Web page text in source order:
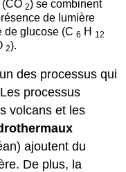
2) se combinent
de lumière
de glucose (C 6 H 12
2).
des processus qui
processus
volcans et les
ajoutent du
De plus, la